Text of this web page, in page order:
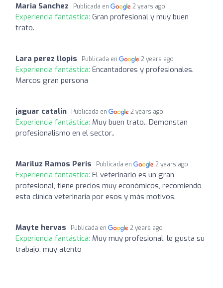
Maria Sanchez Publicada en 2 years ago
Experiencia fantástica: Gran profesional y muy buen
trato.
Lara perez llopis Publicada en 2 years ago
Experiencia fantástica: Encantadores y profesionales.
Marcos gran persona
jaguar catalin Publicada en 2 years ago
Experiencia fantástica: Muy buen trato.. Demonstan
profesionalismo en el sector..
Mariluz Ramos Peris Publicada en 2 years ago
Experiencia fantástica: El veterinario es un gran
profesional, tiene precios muy económicos, recomiendo
esta clínica veterinaria por esos y más motivos.
Mayte hervas Publicada en 2 years ago
Experiencia fantástica: Muy muy profesional, le gusta su
trabajo. muy atento